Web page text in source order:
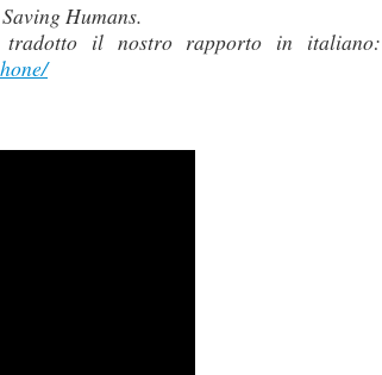
Humans.
tradotto il nostro rapporto in italiano: